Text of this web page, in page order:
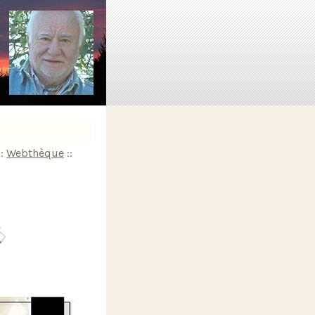
Webthèque ::